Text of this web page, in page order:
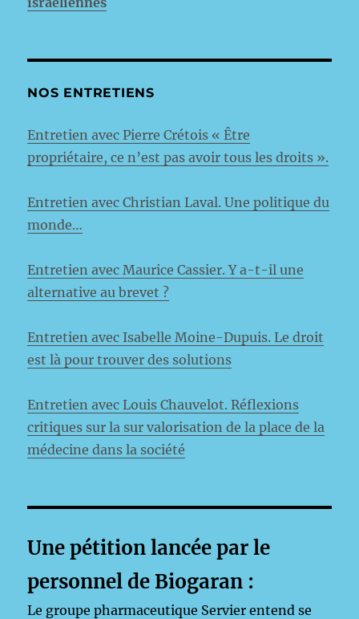
NOS ENTRETIENS
Entretien avec Pierre Crétois « Être
propriétaire, ce n’est pas avoir tous les droits ».
Entretien avec Christian Laval. Une politique du
monde…
Entretien avec Maurice Cassier. Y a-t-il une
alternative au brevet ?
Entretien avec Isabelle Moine-Dupuis. Le droit
est là pour trouver des solutions
Entretien avec Louis Chauvelot. Réflexions
critiques sur la sur valorisation de la place de la
médecine dans la société
Une pétition lancée par le
personnel de Biogaran :
Le groupe pharmaceutique Servier entend se